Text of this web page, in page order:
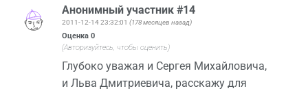
Анонимный участник #14
2011-12-14 23:32:01 (178 месяцев назад)
Оценка 0
(Авторизуйтесь, чтобы оценить)
Глубоко уважая и Сергея Михайловича,
и Льва Дмитриевича, расскажу для